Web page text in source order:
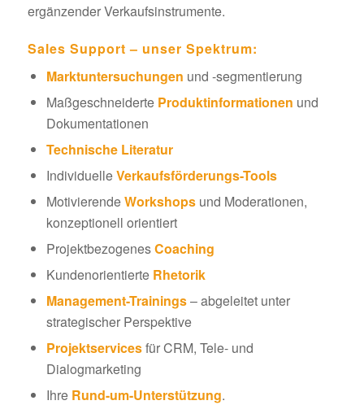
ergänzender Verkaufsinstrumente.
Sales Support – unser Spektrum:
Marktuntersuchungen und -segmentierung
Maßgeschneiderte Produktinformationen und
Dokumentationen
Technische Literatur
IndividuelleVerkaufsförderungs-Tools
MotivierendeWorkshopsund Moderationen,
konzeptionell orientiert
ProjektbezogenesCoaching
Kundenorientierte Rhetorik
Management-Trainings– abgeleitet unter
strategischer Perspektive
Projektservicesfür CRM, Tele- und
Dialogmarketing
Ihre Rund-um-Unterstützung.